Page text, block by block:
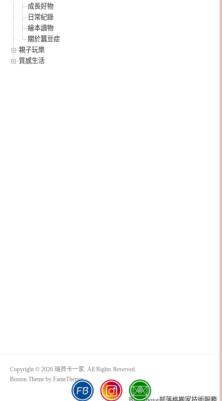
成長好物
日常紀錄
繪本讀物
關於蠶豆症
親子玩樂
質感生活
Copyright © 2026 瑞貝卡一家. All Rights Reserved.
Boston Theme by FameThemes